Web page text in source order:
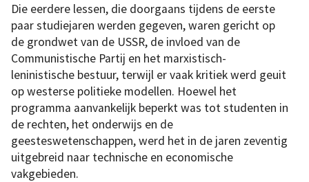
Die eerdere lessen, die doorgaans tijdens de eerste
paar studiejaren werden gegeven, waren gericht op
de grondwet van de USSR, de invloed van de
Communistische Partij en het marxistisch-
leninistische bestuur, terwijl er vaak kritiek werd geuit
op westerse politieke modellen. Hoewel het
programma aanvankelijk beperkt was tot studenten in
de rechten, het onderwijs en de
geesteswetenschappen, werd het in de jaren zeventig
uitgebreid naar technische en economische
vakgebieden.